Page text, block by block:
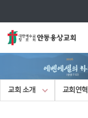
교회 소개 교회연혁